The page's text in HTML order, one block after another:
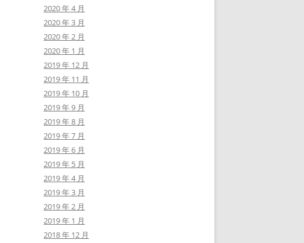
2020 年 4 月
2020 年 3 月
2020 年 2 月
2020 年 1 月
2019 年 12 月
2019 年 11 月
2019 年 10 月
2019 年 9 月
2019 年 8 月
2019 年 7 月
2019 年 6 月
2019 年 5 月
2019 年 4 月
2019 年 3 月
2019 年 2 月
2019 年 1 月
2018 年 12 月